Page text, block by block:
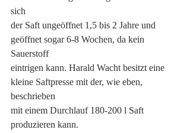
sich
der Saft ungeöffnet 1,5 bis 2 Jahre und
geöffnet sogar 6-8 Wochen, da kein
Sauerstoff
eintrigen kann. Harald Wacht besitzt eine
kleine Saftpresse mit der, wie eben,
beschrieben
mit einem Durchlauf 180-200 l Saft
produzieren kann.